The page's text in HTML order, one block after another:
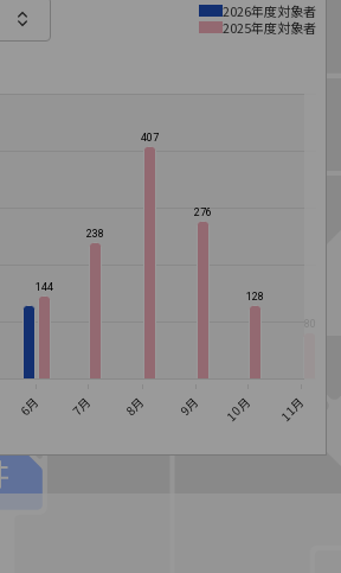
2026年度対象者
2025年度対象者
144
238
407
276
128
6月 7月 8月 9月 10月 11月